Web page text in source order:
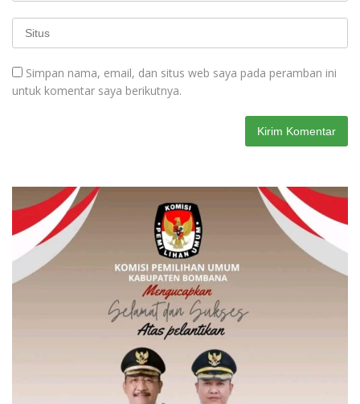
Simpan nama, email, dan situs web saya pada peramban ini
untuk komentar saya berikutnya.